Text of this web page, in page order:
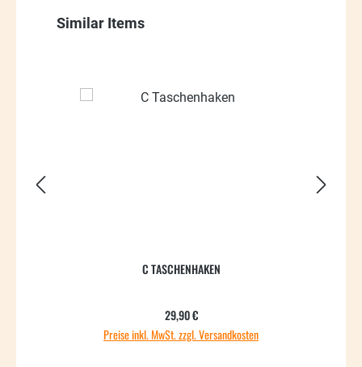
Produktgalerie überspringen
Similar Items
C TASCHENHAKEN
Regulärer Preis:
29,90 €
Preise inkl. MwSt. zzgl. Versandkosten